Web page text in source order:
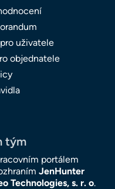
uživatele
objednatele
tým
portálem
JenHunter
Technologies, s. r. o.